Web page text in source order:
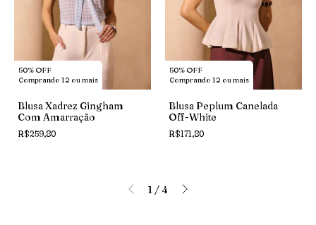
50% OFF
Comprando 12 ou mais
Blusa Xadrez Gingham
Com Amarração
R$259,80
50% OFF
Comprando 12 ou mais
Blusa Peplum Canelada
Off-White
R$171,80
1 /4